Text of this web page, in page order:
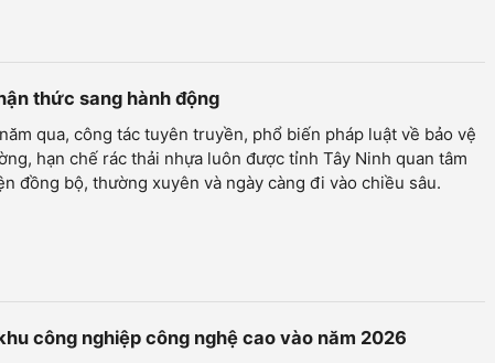
thức sang hành động
qua, công tác tuyên truyền, phổ biến pháp luật về bảo vệ
hạn chế rác thải nhựa luôn được tỉnh Tây Ninh quan tâm
đồng bộ, thường xuyên và ngày càng đi vào chiều sâu.
công nghiệp công nghệ cao vào năm 2026